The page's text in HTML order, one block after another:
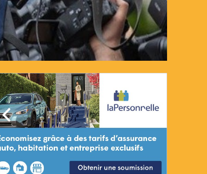
Précédent